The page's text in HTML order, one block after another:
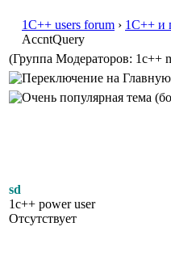
1С++ users forum › 1С++ и
AccntQuery
(Группа Модераторов: 1c++
sd
1c++ power user
Отсутствует